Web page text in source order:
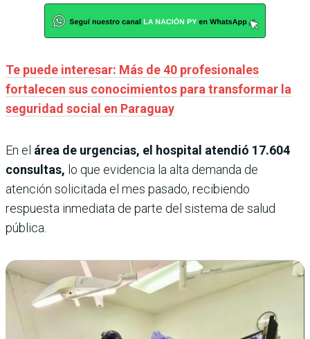
Te puede interesar: Más de 40 profesionales
fortalecen sus conocimientos para transformar la
seguridad social en Paraguay
En el área de urgencias, el hospital atendió 17.604
consultas, lo que evidencia la alta demanda de
atención solicitada el mes pasado, recibiendo
respuesta inmediata de parte del sistema de salud
pública.